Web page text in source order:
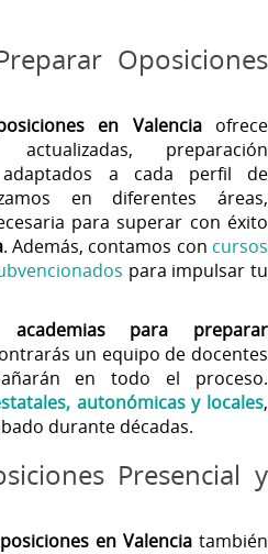
Oposiciones
en Valenciaofrece
preparación
a cada perfil de
en diferentes áreas,
para superar con éxito
. Además, contamos con cursos
para impulsar tu
academias para preparar
un equipo de docentes
en todo el proceso.
autonómicas y locales,
durante décadas.
Presencial y
en Valencia también